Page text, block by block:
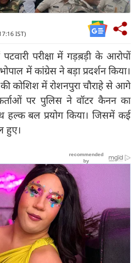
IST)
परीक्षा में गड़ब़ड़ी के आरोपों
में कांग्रेस ने बड़ा प्रदर्शन किया।
कोशिश में रोशनपुरा चौराहे से आगे
पर पुलिस ने वॉटर कैनन का
हल्क बल प्रयोग किया। जिसमें कई
हुए।